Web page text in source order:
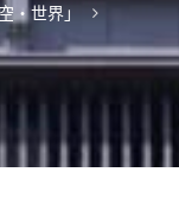
‧世界」